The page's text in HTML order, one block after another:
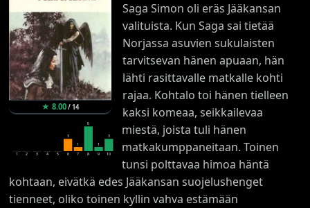
★8.00/14
1 2 3 4 5
3
6
1
7
6
8
1
9
3
10
Saga Simon oli eräs Jääkansan
valituista. Kun Saga sai tietää
Norjassa asuvien sukulaisten
tarvitsevan hänen apuaan, hän
lähti rasittavalle matkalle kohti
rajaa. Kohtalo toi hänen tielleen
kaksi komeaa, seikkailevaa
miestä, joista tuli hänen
matkakumppaneitaan. Toinen
tunsi polttavaa himoa häntä
kohtaan, eivätkä edes Jääkansan suojelushenget
tienneet, oliko toinen kyllin vahva estämään